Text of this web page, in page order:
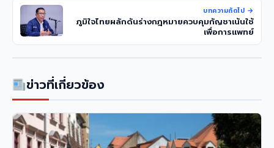
บทความถัดไป →
ภูมิใจไทยผลักดันร่างกฎหมายควบคุมกัญชาเน้นใช้
เพื่อการแพทย์
ข่าวที่เกี่ยวข้อง